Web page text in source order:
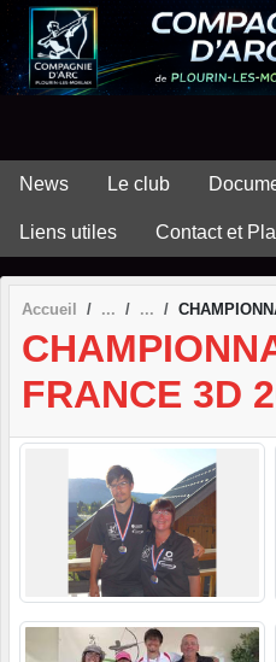
News Le club
Liens utiles Contact et
Accueil
FRANCE 3D
Panneau de gestion des